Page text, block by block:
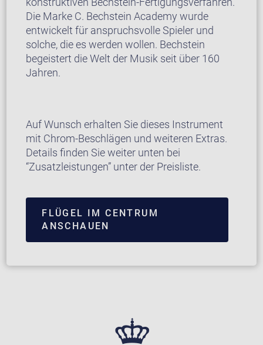
Die Marke C. Bechstein Academy wurde
entwickelt für anspruchsvolle Spieler und
solche, die es werden wollen. Bechstein
begeistert die Welt der Musik seit über 160
Jahren.
Auf Wunsch erhalten Sie dieses Instrument
mit Chrom-Beschlägen und weiteren Extras.
Details finden Sie weiter unten bei
“Zusatzleistungen” unter der Preisliste.
FLÜGEL IM CENTRUM
ANSCHAUEN